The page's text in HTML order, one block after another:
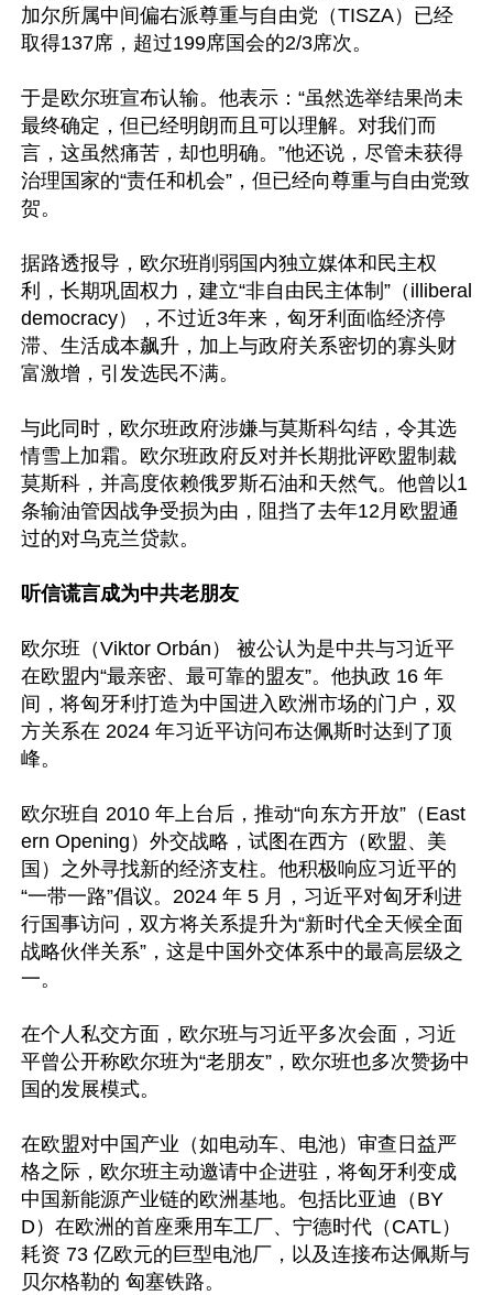
加尔所属中间偏右派尊重与自由党（TISZA）已经
取得137席，超过199席国会的2/3席次。
于是欧尔班宣布认输。他表示：“虽然选举结果尚未
最终确定，但已经明朗而且可以理解。对我们而
言，这虽然痛苦，却也明确。”他还说，尽管未获得
治理国家的“责任和机会”，但已经向尊重与自由党致
贺。
据路透报导，欧尔班削弱国内独立媒体和民主权
利，长期巩固权力，建立“非自由民主体制”（illiberal
democracy），不过近3年来，匈牙利面临经济停
滞、生活成本飙升，加上与政府关系密切的寡头财
富激增，引发选民不满。
与此同时，欧尔班政府涉嫌与莫斯科勾结，令其选
情雪上加霜。欧尔班政府反对并长期批评欧盟制裁
莫斯科，并高度依赖俄罗斯石油和天然气。他曾以1
条输油管因战争受损为由，阻挡了去年12月欧盟通
过的对乌克兰贷款。
听信谎言成为中共老朋友
欧尔班（Viktor Orbán） 被公认为是中共与习近平
在欧盟内“最亲密、最可靠的盟友”。他执政 16 年
间，将匈牙利打造为中国进入欧洲市场的门户，双
方关系在 2024 年习近平访问布达佩斯时达到了顶
峰。
欧尔班自 2010 年上台后，推动“向东方开放”（East
ern Opening）外交战略，试图在西方（欧盟、美
国）之外寻找新的经济支柱。他积极响应习近平的
“一带一路”倡议。2024 年 5 月，习近平对匈牙利进
行国事访问，双方将关系提升为“新时代全天候全面
战略伙伴关系”，这是中国外交体系中的最高层级之
一。
在个人私交方面，欧尔班与习近平多次会面，习近
平曾公开称欧尔班为“老朋友”，欧尔班也多次赞扬中
国的发展模式。
在欧盟对中国产业（如电动车、电池）审查日益严
格之际，欧尔班主动邀请中企进驻，将匈牙利变成
中国新能源产业链的欧洲基地。包括比亚迪（BY
D）在欧洲的首座乘用车工厂、宁德时代（CATL）
耗资 73 亿欧元的巨型电池厂，以及连接布达佩斯与
贝尔格勒的 匈塞铁路。